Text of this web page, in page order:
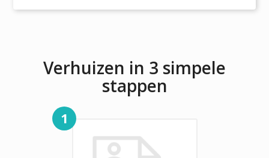
Verhuizen in 3 simpele
stappen
1